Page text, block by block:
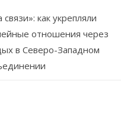
вышел
могут жить
прибыли
что по
связи»: как укрепляли
отношения через
в Северо-Западном